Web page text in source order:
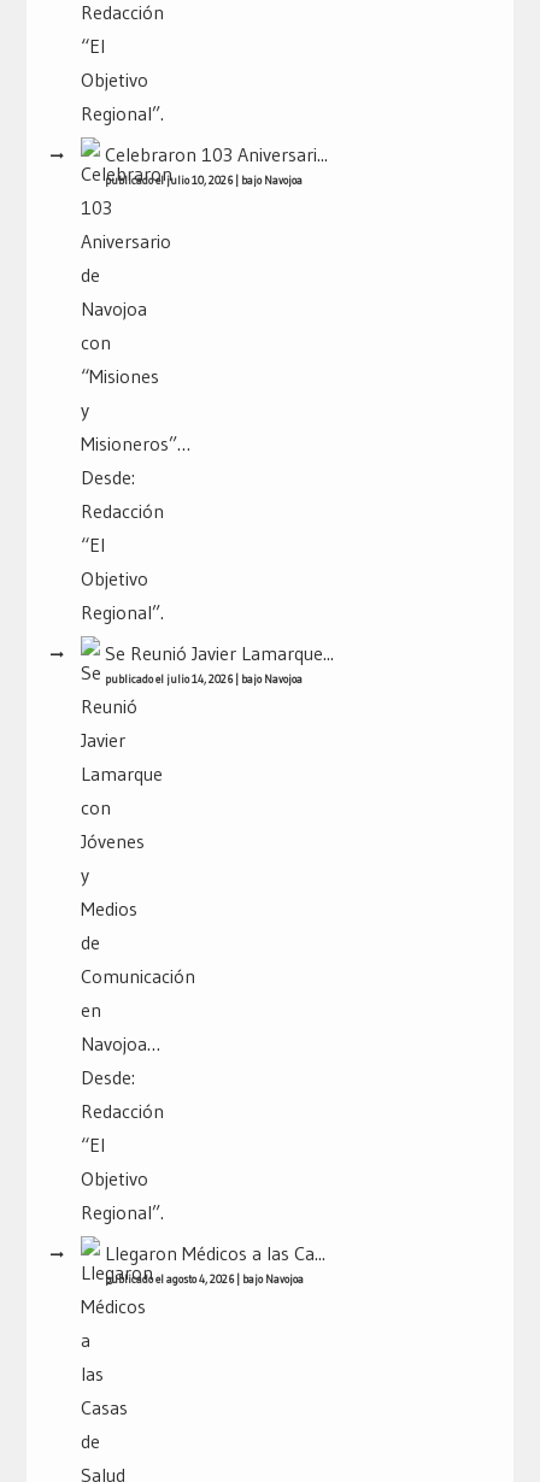
Celebraron 103 Aniversari...
publicado el julio 10, 2026| bajoNavojoa
Se Reunió Javier Lamarque...
publicado el julio 14, 2026| bajoNavojoa
Llegaron Médicos a las Ca...
publicado el agosto 4, 2026| bajoNavojoa